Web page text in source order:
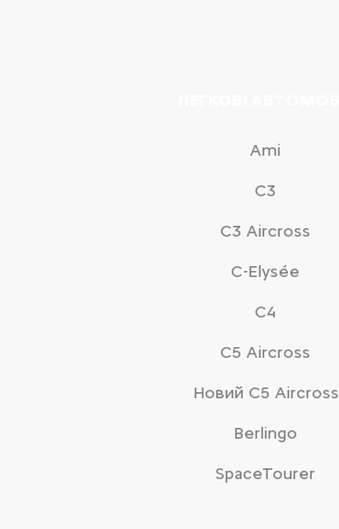
Ami
С3
С3 Aircross
C-Elysée
С4
С5 Aircross
Новий С5 Aircross
Berlingo
SpaceTourer